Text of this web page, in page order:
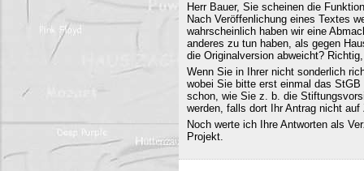
Herr Bauer, Sie scheinen die
Nach Veröffenlichung eines Textes
wahrscheinlich haben wir eine
anderes zu tun haben, als gegen
die Originalversion abweicht?
Wenn Sie in Ihrer nicht sonderlich
wobei Sie bitte erst einmal das
schon, wie Sie z. b. die
werden, falls dort Ihr Antrag nicht
Noch werte ich Ihre Antworten als
Projekt.